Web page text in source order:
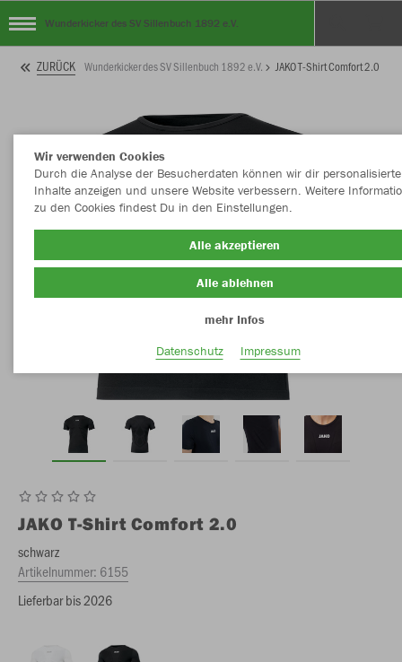
Wunderkicker des SV Sillenbuch 1892 e.V.
ZURÜCK Wunderkicker des SV Sillenbuch 1892 e.V. JAKO T-Shirt Comfort 2.0
JAKO T-Shirt Comfort 2.0
schwarz
Artikelnummer: 6155
Lieferbar bis 2026
Wir verwenden Cookies
Durch die Analyse der Besucherdaten können wir dir personalisierte
Inhalte anzeigen und unsere Website verbessern. Weitere
zu den Cookies findest Du in den Einstellungen.
Alle akzeptieren
Alle ablehnen
mehr Infos
Datenschutz
Impressum